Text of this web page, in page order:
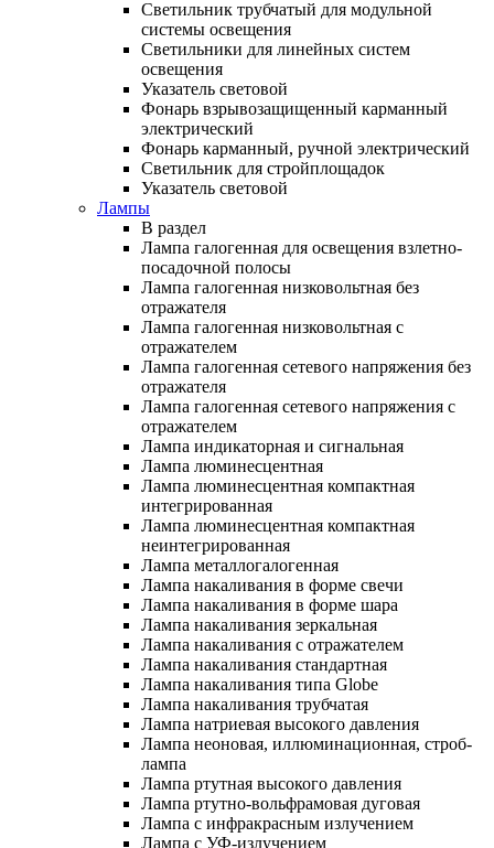
Светильник трубчатый для модульной
системы освещения
Светильники для линейных систем
освещения
Указатель световой
Фонарь взрывозащищенный карманный
электрический
Фонарь карманный, ручной электрический
Светильник для стройплощадок
Указатель световой
Лампы
В раздел
Лампа галогенная для освещения взлетно-
посадочной полосы
Лампа галогенная низковольтная без
отражателя
Лампа галогенная низковольтная с
отражателем
Лампа галогенная сетевого напряжения без
отражателя
Лампа галогенная сетевого напряжения с
отражателем
Лампа индикаторная и сигнальная
Лампа люминесцентная
Лампа люминесцентная компактная
интегрированная
Лампа люминесцентная компактная
неинтегрированная
Лампа металлогалогенная
Лампа накаливания в форме свечи
Лампа накаливания в форме шара
Лампа накаливания зеркальная
Лампа накаливания с отражателем
Лампа накаливания стандартная
Лампа накаливания типа Globe
Лампа накаливания трубчатая
Лампа натриевая высокого давления
Лампа неоновая, иллюминационная, строб-
лампа
Лампа ртутная высокого давления
Лампа ртутно-вольфрамовая дуговая
Лампа с инфракрасным излучением
Лампа с УФ-излучением